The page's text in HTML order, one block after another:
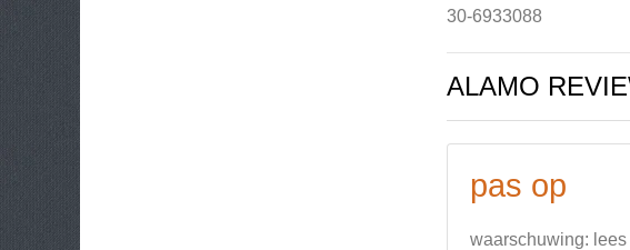
30-6933088
ALAMO
pas op
waarschuwing: